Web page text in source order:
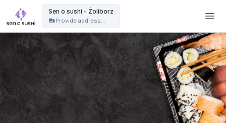
Sen o sushi - Żoliborz
Provide address...